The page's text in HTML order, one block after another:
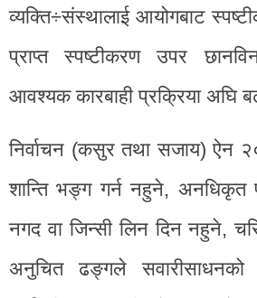
व्यक्ति÷संस्थालाई आयोगबाट
प्राप्त स्पष्टीकरण उपर
आवश्यक कारबाही प्रक्रिया अघि
निर्वाचन (कसुर तथा सजाय) ऐन
शान्ति भङ्ग गर्न नहुने, अनधिकृत
नगद वा जिन्सी लिन दिन नहुने,
अनुचित ढङ्गले सवारीसाधनको